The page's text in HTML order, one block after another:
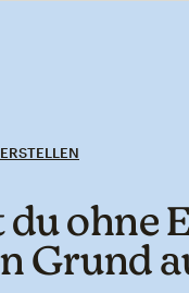
du ohne
Grund